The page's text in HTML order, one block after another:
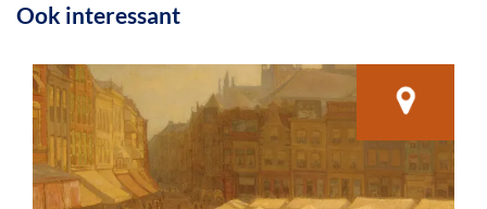
Ook interessant